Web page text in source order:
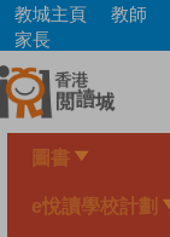
Skip
main
content
教城主頁 教師
家長
圖書
e悅讀學校計劃